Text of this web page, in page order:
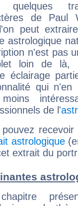
quelques
de Paul
peut
astrologique
n'est pas
loin de là,
éclairage
qui n'en
de l'
pouvez
astrologique
extrait du